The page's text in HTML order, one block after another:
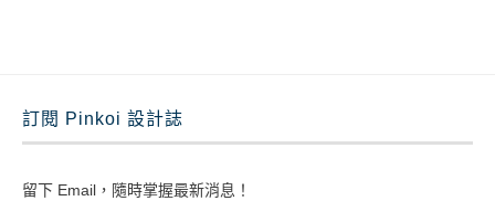
訂閱 Pinkoi 設計誌
留下 Email，隨時掌握最新消息！